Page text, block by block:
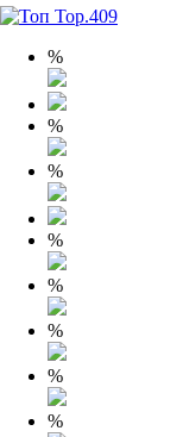
%
%
%
%
%
%
%
%